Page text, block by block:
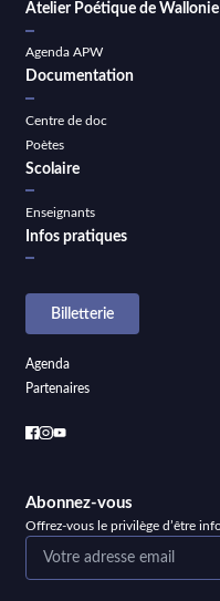
Atelier Poétique de Wallonie
Agenda APW
Documentation
Centre de doc
Poètes
Scolaire
Enseignants
Infos pratiques
Billetterie
Agenda
Partenaires
Abonnez-vous
Offrez-vous le privilège d’être